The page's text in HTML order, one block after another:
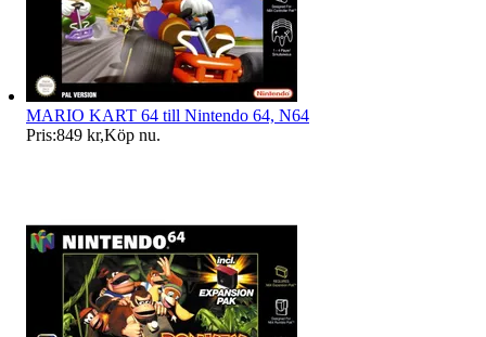
MARIO KART 64 till Nintendo 64, N64
Pris:849 kr,Köp nu.